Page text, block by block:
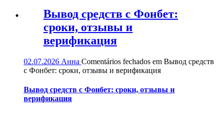
Вывод средств с Фонбет:
сроки, отзывы и
верификация
02.07.2026 Анна Comentários fechados em Вывод средств
с Фонбет: сроки, отзывы и верификация
Вывод средств с Фонбет: сроки, отзывы и
верификация